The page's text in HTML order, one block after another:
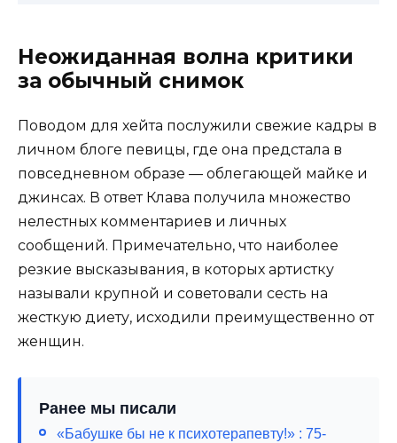
Неожиданная волна критики
за обычный снимок
Поводом для хейта послужили свежие кадры в
личном блоге певицы, где она предстала в
повседневном образе — облегающей майке и
джинсах. В ответ Клава получила множество
нелестных комментариев и личных
сообщений. Примечательно, что наиболее
резкие высказывания, в которых артистку
называли крупной и советовали сесть на
жесткую диету, исходили преимущественно от
женщин.
Ранее мы писали
«Бабушке бы не к психотерапевту!» : 75-